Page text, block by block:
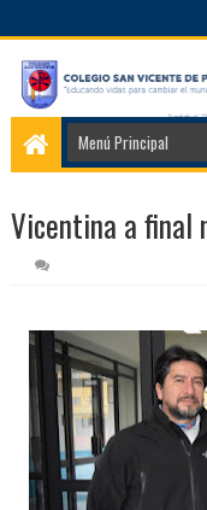
Vicentina a final